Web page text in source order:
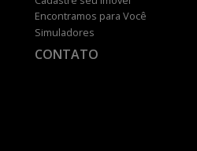
Encontramos para Você
Simuladores
CONTATO